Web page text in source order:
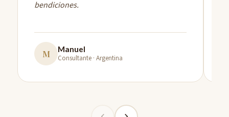
bendiciones.
M
Manuel
Consultante · Argentina